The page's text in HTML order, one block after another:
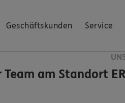
Geschäftskunden Service
Team am Standort